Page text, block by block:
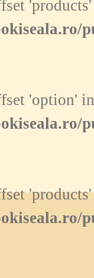
'option' in